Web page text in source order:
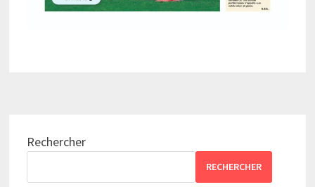
Rechercher
RECHERCHER